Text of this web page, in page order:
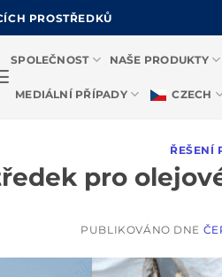
PROSTŘEDKŮ
SPOLEČNOST NAŠE PRODUKTY
MEDIÁLNÍ PŘÍPADY CZECH
ŘEŠENÍ
pro
PUBLIKOVÁNO DNE